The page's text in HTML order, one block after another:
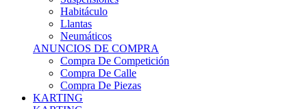
Llantas
Neumáticos
ANUNCIOS DE COMPRA
Compra De Competición
Compra De Calle
Compra De Piezas
KARTING
KARTING
Karts Completos Alevín